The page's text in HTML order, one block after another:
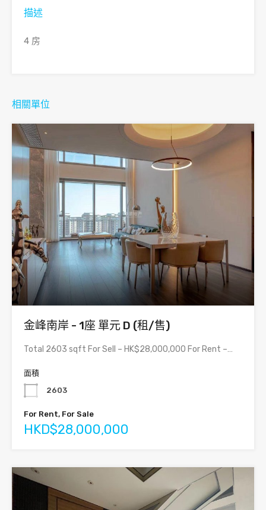
描述
4 房
相關單位
金峰南岸 - 1座 單元 D (租/售)
Total 2603 sqft For Sell – HK$28,000,000 For Rent –…
面積
2603
For Rent, For Sale
HKD$28,000,000